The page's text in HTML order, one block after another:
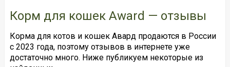
Корм для кошек Award — отзывы
Корма для котов и кошек Авард продаются в России
с 2023 года, поэтому отзывов в интернете уже
достаточно много. Ниже публикуем некоторые из